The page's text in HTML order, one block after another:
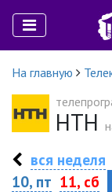
На главную
НТН
вся неделя
10, пт 11, сб